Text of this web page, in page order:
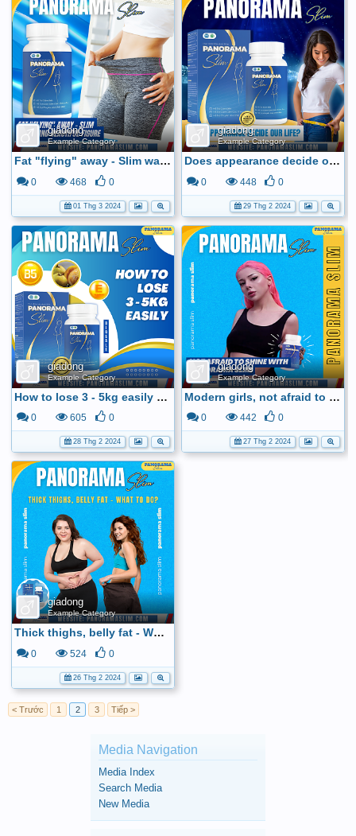
giadong
Example Category
Fat "flying" away - Slim waist and beautiful figure
0 468 0
01 Thg 3 2024
giadong
Example Category
Does appearance decide our life?
0 448 0
29 Thg 2 2024
giadong
Example Category
How to lose 3 - 5kg easily with Panorama Slim
0 605 0
28 Thg 2 2024
giadong
Example Category
Modern girls, not afraid to shine
0 442 0
27 Thg 2 2024
giadong
Example Category
Thick thighs, belly fat - What to do?
0 524 0
26 Thg 2 2024
< Trước 1 2 3 Tiếp >
Media Navigation
Media Index
Search Media
New Media